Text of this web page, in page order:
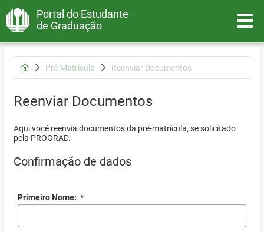
Portal do Estudante
de Graduação
Pré-Matrícula Reenviar Documentos
Reenviar Documentos
Aqui você reenvia documentos da pré-matrícula, se solicitado
pela PROGRAD.
Confirmação de dados
Primeiro Nome: *